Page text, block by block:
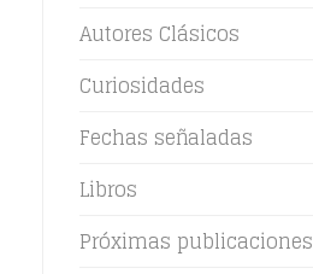
Autores Clásicos
Curiosidades
Fechas señaladas
Libros
Próximas publicaciones